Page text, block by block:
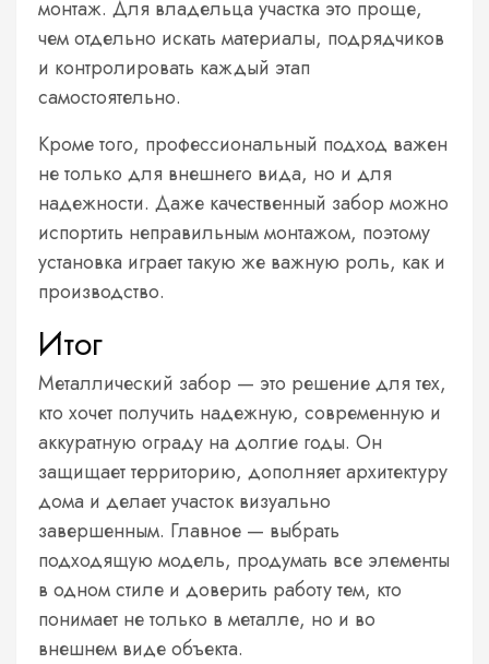
монтаж. Для владельца участка это проще,
чем отдельно искать материалы, подрядчиков
и контролировать каждый этап
самостоятельно.
Кроме того, профессиональный подход важен
не только для внешнего вида, но и для
надежности. Даже качественный забор можно
испортить неправильным монтажом, поэтому
установка играет такую же важную роль, как и
производство.
Итог
Металлический забор — это решение для тех,
кто хочет получить надежную, современную и
аккуратную ограду на долгие годы. Он
защищает территорию, дополняет архитектуру
дома и делает участок визуально
завершенным. Главное — выбрать
подходящую модель, продумать все элементы
в одном стиле и доверить работу тем, кто
понимает не только в металле, но и во
внешнем виде объекта.